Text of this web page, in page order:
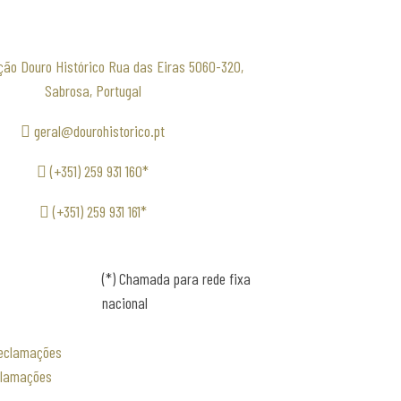
Douro Histórico Rua das Eiras 5060-320,
Sabrosa, Portugal
geral@dourohistorico.pt
(+351) 259 931 160*
(+351) 259 931 161*
(*) Chamada para rede fixa
nacional